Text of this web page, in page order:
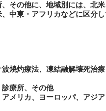
その他に、地域別には、北
中東・アフリカなどに区分
焼灼療法、凍結融解壊死治
診療所、その他
メリカ、ヨーロッパ、アジ